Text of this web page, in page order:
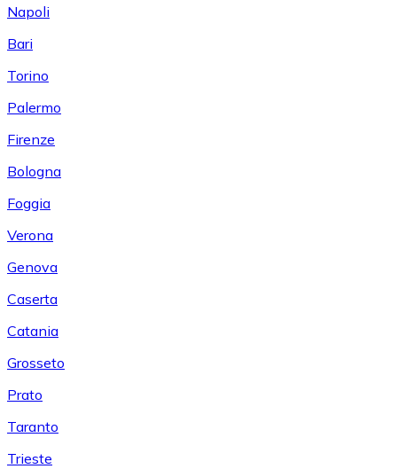
Napoli
Bari
Torino
Palermo
Firenze
Bologna
Foggia
Verona
Genova
Caserta
Catania
Grosseto
Prato
Taranto
Trieste